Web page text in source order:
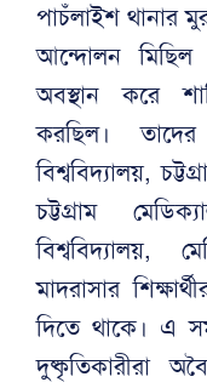
পাচঁলাইশ থানার
আন্দোলন মিছিল
অবস্থান করে
করছিল। তাদের
বিশ্ববিদ্যালয়,
চট্টগ্রাম
বিশ্ববিদ্যালয়,
মাদরাসার
দিতে থাকে। এ
দুষ্কৃতিকারীরা